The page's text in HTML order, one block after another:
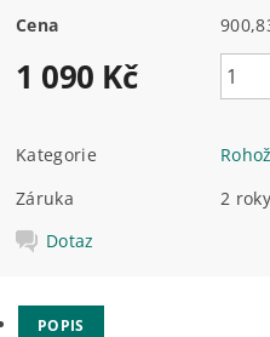
Cena
1 090 Kč
Kategorie
Záruka
2 roky
Dotaz
POPIS